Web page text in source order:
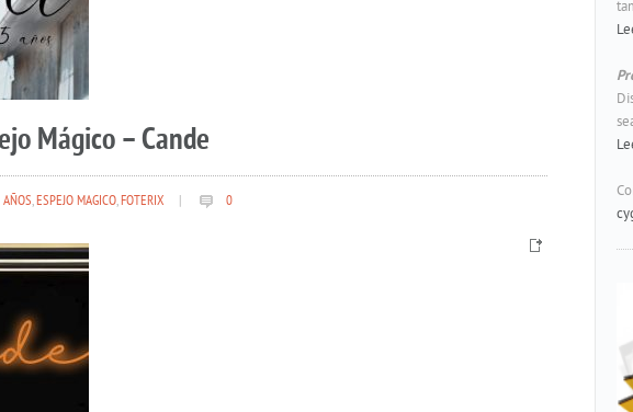
Mágico – Cande
,ESPEJO MAGICO,FOTERIX 0